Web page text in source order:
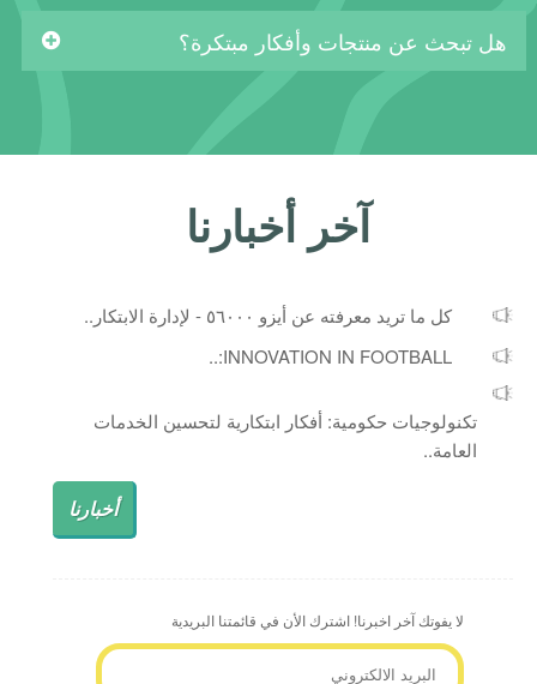
هل تبحث عن منتجات وأفكار مبتكرة؟
آخر أخبارنا
كل ما تريد معرفته عن أيزو ٥٦٠٠٠ - لإدارة الابتكار..
INNOVATION IN FOOTBALL:..
تكنولوجيات حكومية: أفكار ابتكارية لتحسين الخدمات
العامة..
أخبارنا
لا يفوتك آخر اخبرنا! اشترك الأن في قائمتنا البريدية